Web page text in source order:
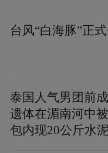
将其影响力扩大
据悉，此次“百
纪独家设立并颁
男、女艺人奖”
台风“白海豚”正
泰国人气男团前
遗体在湄南河中
包内现20公斤水